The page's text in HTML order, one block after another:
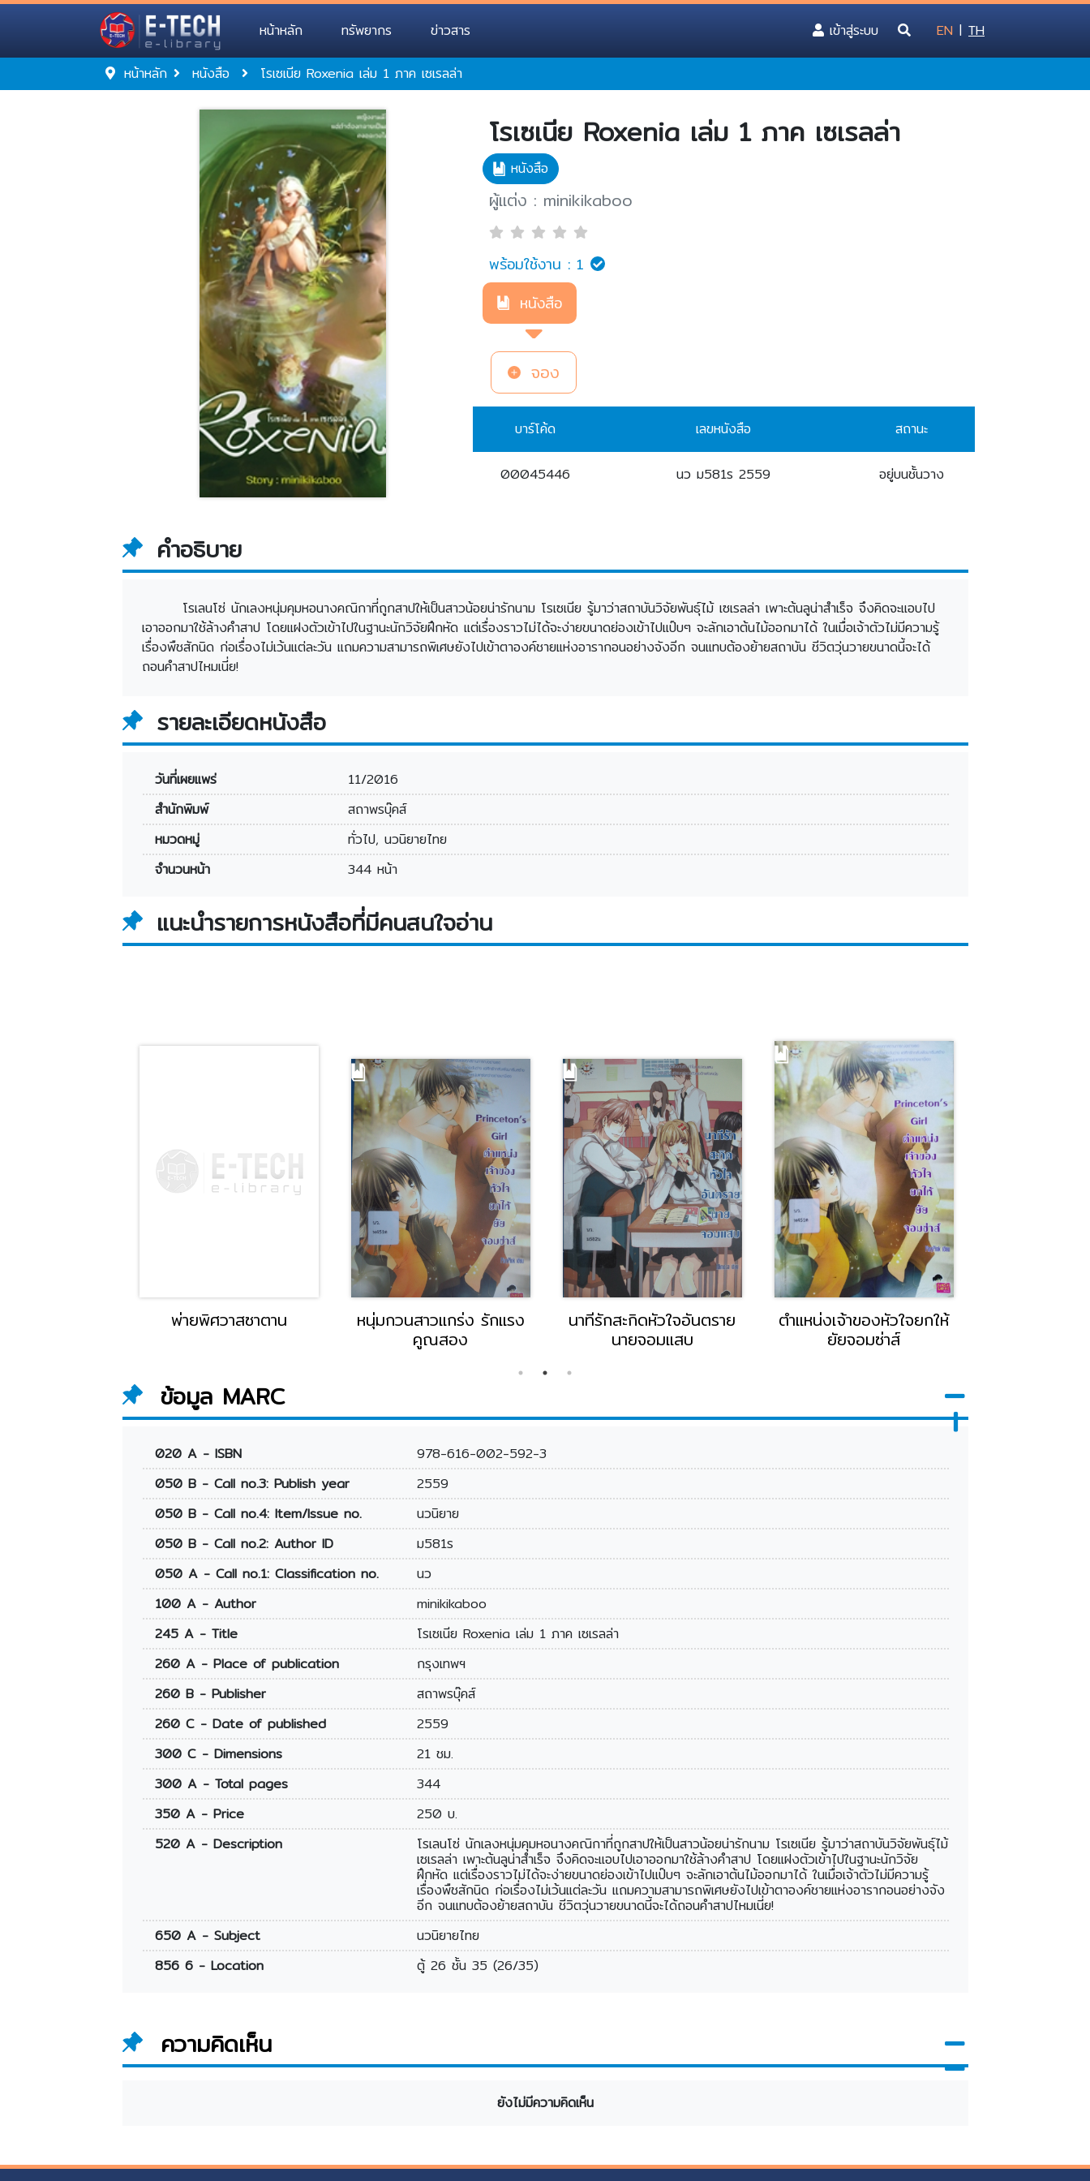
หน้าหลัก ทรัพยากร ข่าวสาร เข้าสู่ระบบ(current) EN | TH
หน้าหลัก หนังสือ โรเซเนีย Roxenia เล่ม 1 ภาค เซเรลล่า
โรเซเนีย Roxenia เล่ม 1 ภาค เซเรลล่า
หนังสือ
ผู้แต่ง : minikikaboo
พร้อมใช้งาน : 1
หนังสือ
จอง
บาร์โค้ด เลขหนังสือ สถานะ
00045446 นว ม581ร 2559 อยู่บนชั้นวาง
คำอธิบาย
โรเลนโซ่ นักเลงหนุ่มคุมหอนางคณิกาที่ถูกสาปให้เป็นสาวน้อยน่ารักนาม โรเซเนีย รู้มาว่าสถาบันวิจัยพันธุ์ไม้ เซเรลล่า เพาะต้นลูน่าสำเร็จ จึงคิดจะแอบไป
เอาออกมาใช้ล้างคำสาป โดยแฝงตัวเข้าไปในฐานะนักวิจัยฝึกหัด แต่เรื่องราวไม่ได้จะง่ายขนาดย่องเข้าไปแป๊บๆ จะลักเอาต้นไม้ออกมาได้ ในเมื่อเจ้าตัวไม่มีความรู้
เรื่องพืชสักนิด ก่อเรื่องไม่เว้นแต่ละวัน แถมความสามารถพิเศษยังไปเข้าตาองค์ชายแห่งอารากอนอย่างจังอีก จนแทบต้องย้ายสถาบัน ชีวิตวุ่นวายขนาดนี้จะได้
ถอนคำสาปไหมเนี่ย!
รายละเอียดหนังสือ
วันที่เผยแพร่
11/2016
สำนักพิมพ์
สถาพรบุ๊คส์
หมวดหมู่
ทั่วไป, นวนิยายไทย
จำนวนหน้า
344 หน้า
แนะนำรายการหนังสือที่มีคนสนใจอ่าน
พ่ายพิศวาสซาตาน หนุ่มกวนสาวแกร่ง รักแรง
คูณสอง
นาทีรักสะกิดหัวใจอันตราย
นายจอมแสบ
ตำแหน่งเจ้าของหัวใจยกให้
ยัยจอมซ่าส์
ข้อมูล MARC
020 A - ISBN
978-616-002-592-3
050 B - Call no.3: Publish year
2559
050 B - Call no.4: Item/Issue no.
นวนิยาย
050 B - Call no.2: Author ID
ม581ร
050 A - Call no.1: Classification no.
นว
100 A - Author
minikikaboo
245 A - Title
โรเซเนีย Roxenia เล่ม 1 ภาค เซเรลล่า
260 A - Place of publication
กรุงเทพฯ
260 B - Publisher
สถาพรบุ๊คส์
260 C - Date of published
2559
300 C - Dimensions
21 ชม.
300 A - Total pages
344
350 A - Price
250 บ.
520 A - Description
โรเลนโซ่ นักเลงหนุ่มคุมหอนางคณิกาที่ถูกสาปให้เป็นสาวน้อยน่ารักนาม โรเซเนีย รู้มาว่าสถาบันวิจัยพันธุ์ไม้
เซเรลล่า เพาะต้นลูน่าสำเร็จ จึงคิดจะแอบไปเอาออกมาใช้ล้างคำสาป โดยแฝงตัวเข้าไปในฐานะนักวิจัย
ฝึกหัด แต่เรื่องราวไม่ได้จะง่ายขนาดย่องเข้าไปแป๊บๆ จะลักเอาต้นไม้ออกมาได้ ในเมื่อเจ้าตัวไม่มีความรู้
เรื่องพืชสักนิด ก่อเรื่องไม่เว้นแต่ละวัน แถมความสามารถพิเศษยังไปเข้าตาองค์ชายแห่งอารากอนอย่างจัง
อีก จนแทบต้องย้ายสถาบัน ชีวิตวุ่นวายขนาดนี้จะได้ถอนคำสาปไหมเนี่ย!
650 A - Subject
นวนิยายไทย
856 6 - Location
ตู้ 26 ชั้น 35 (26/35)
ความคิดเห็น
ยังไม่มีความคิดเห็น